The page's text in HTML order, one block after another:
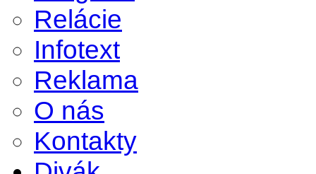
Relácie
Infotext
Reklama
O nás
Kontakty